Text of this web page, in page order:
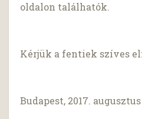
oldalon találhatók.
Kérjük a fentiek szíves
Budapest, 2017. augusztus